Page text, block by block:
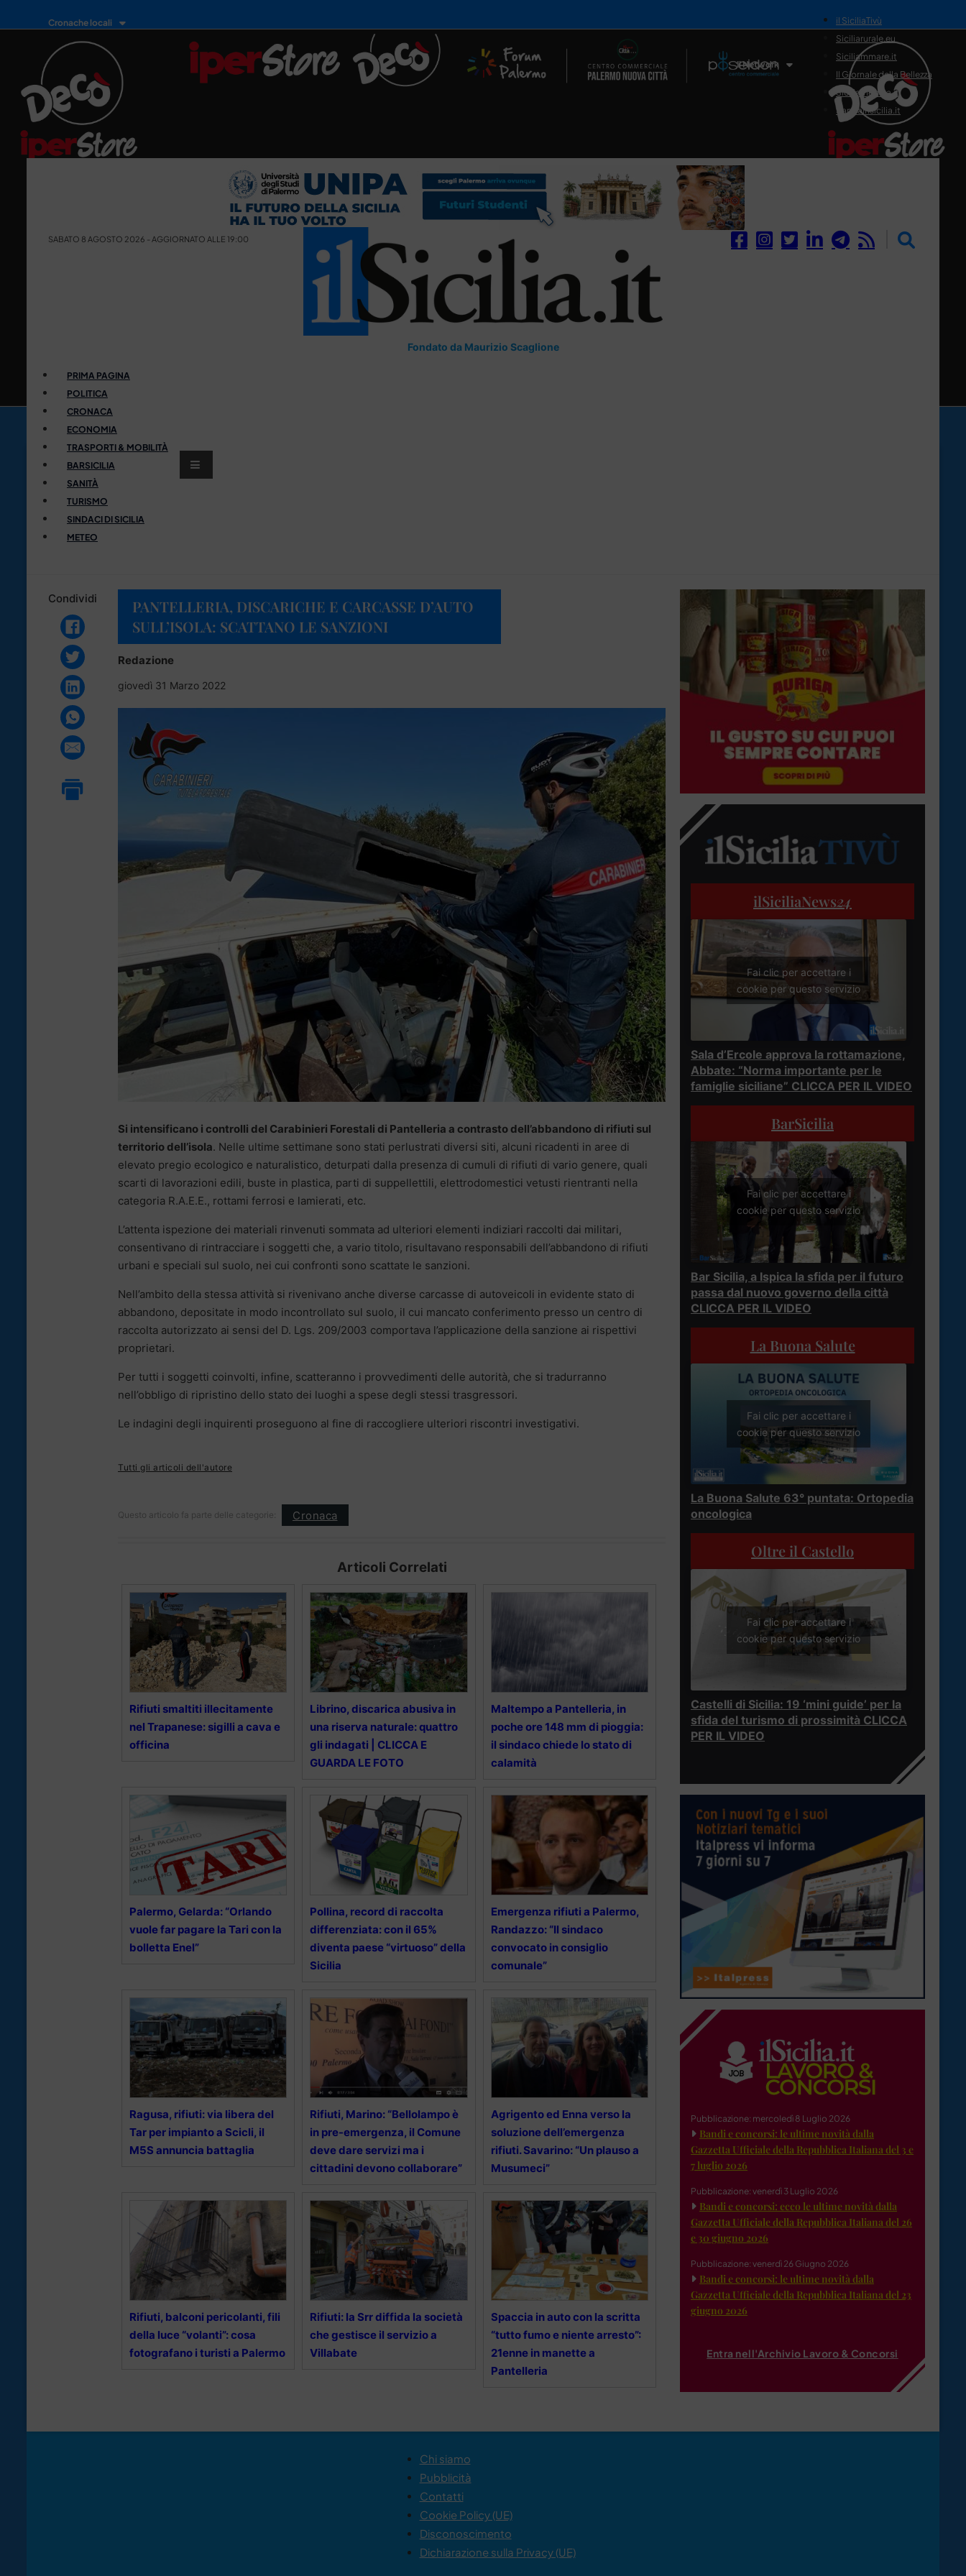
Cronache locali
Il Network
il SiciliaTivù
Siciliarurale.eu
Siciliammare.it
Il Giornale della Bellezza
Siciliamedica.it
Sanitainsicilia.it
SABATO 8 AGOSTO 2026 - AGGIORNATO ALLE 19:00
Fondato da Maurizio Scaglione
PRIMA PAGINA
POLITICA
CRONACA
ECONOMIA
TRASPORTI & MOBILITÀ
BARSICILIA
SANITÀ
TURISMO
SINDACI DI SICILIA
METEO
Condividi
PANTELLERIA, DISCARICHE E CARCASSE D’AUTO
SULL’ISOLA: SCATTANO LE SANZIONI
Redazione
giovedì 31 Marzo 2022
Si intensificano i controlli del Carabinieri Forestali di Pantelleria a contrasto dell’abbandono di rifiuti sul
territorio dell’isola. Nelle ultime settimane sono stati perlustrati diversi siti, alcuni ricadenti in aree di
elevato pregio ecologico e naturalistico, deturpati dalla presenza di cumuli di rifiuti di vario genere, quali
scarti di lavorazioni edili, buste in plastica, parti di suppellettili, elettrodomestici vetusti rientranti nella
categoria R.A.E.E., rottami ferrosi e lamierati, etc.
L’attenta ispezione dei materiali rinvenuti sommata ad ulteriori elementi indiziari raccolti dai militari,
consentivano di rintracciare i soggetti che, a vario titolo, risultavano responsabili dell’abbandono di rifiuti
urbani e speciali sul suolo, nei cui confronti sono scattate le sanzioni.
Nell’ambito della stessa attività si rivenivano anche diverse carcasse di autoveicoli in evidente stato di
abbandono, depositate in modo incontrollato sul suolo, il cui mancato conferimento presso un centro di
raccolta autorizzato ai sensi del D. Lgs. 209/2003 comportava l’applicazione della sanzione ai rispettivi
proprietari.
Per tutti i soggetti coinvolti, infine, scatteranno i provvedimenti delle autorità, che si tradurranno
nell’obbligo di ripristino dello stato dei luoghi a spese degli stessi trasgressori.
Le indagini degli inquirenti proseguono al fine di raccogliere ulteriori riscontri investigativi.
Tutti gli articoli dell'autore
Questo articolo fa parte delle categorie: Cronaca
Articoli Correlati
Rifiuti smaltiti illecitamente
nel Trapanese: sigilli a cava e
officina
Librino, discarica abusiva in
una riserva naturale: quattro
gli indagati | CLICCA E
GUARDA LE FOTO
Maltempo a Pantelleria, in
poche ore 148 mm di pioggia:
il sindaco chiede lo stato di
calamità
Palermo, Gelarda: “Orlando
vuole far pagare la Tari con la
bolletta Enel”
Pollina, record di raccolta
differenziata: con il 65%
diventa paese “virtuoso” della
Sicilia
Emergenza rifiuti a Palermo,
Randazzo: “Il sindaco
convocato in consiglio
comunale”
Ragusa, rifiuti: via libera del
Tar per impianto a Scicli, il
M5S annuncia battaglia
Rifiuti, Marino: “Bellolampo è
in pre-emergenza, il Comune
deve dare servizi ma i
cittadini devono collaborare”
Agrigento ed Enna verso la
soluzione dell’emergenza
rifiuti. Savarino: “Un plauso a
Musumeci”
Rifiuti, balconi pericolanti, fili
della luce “volanti”: cosa
fotografano i turisti a Palermo
Rifiuti: la Srr diffida la società
che gestisce il servizio a
Villabate
Spaccia in auto con la scritta
“tutto fumo e niente arresto”:
21enne in manette a
Pantelleria
ilSiciliaNews24
Fai clic per accettare i
cookie per questo servizio
Sala d’Ercole approva la rottamazione,
Abbate: “Norma importante per le
famiglie siciliane” CLICCA PER IL VIDEO
BarSicilia
Fai clic per accettare i
cookie per questo servizio
Bar Sicilia, a Ispica la sfida per il futuro
passa dal nuovo governo della città
CLICCA PER IL VIDEO
La Buona Salute
Fai clic per accettare i
cookie per questo servizio
La Buona Salute 63° puntata: Ortopedia
oncologica
Oltre il Castello
Fai clic per accettare i
cookie per questo servizio
Castelli di Sicilia: 19 ‘mini guide’ per la
sfida del turismo di prossimità CLICCA
PER IL VIDEO
Pubblicazione: mercoledì 8 Luglio 2026
Bandi e concorsi: le ultime novità dalla
Gazzetta Ufficiale della Repubblica Italiana del 3 e
7 luglio 2026
Pubblicazione: venerdì 3 Luglio 2026
Bandi e concorsi: ecco le ultime novità dalla
Gazzetta Ufficiale della Repubblica Italiana del 26
e 30 giugno 2026
Pubblicazione: venerdì 26 Giugno 2026
Bandi e concorsi: le ultime novità dalla
Gazzetta Ufficiale della Repubblica Italiana del 23
giugno 2026
Entra nell'Archivio Lavoro & Concorsi
Chi siamo
Pubblicità
Contatti
Cookie Policy (UE)
Disconoscimento
Dichiarazione sulla Privacy (UE)